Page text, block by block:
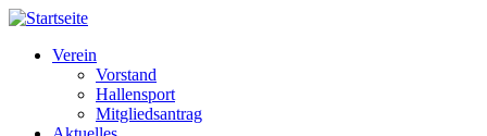
Direkt
Inhalt
Hauptnavigation
Verein
Vorstand
Hallensport
Mitgliedsantrag